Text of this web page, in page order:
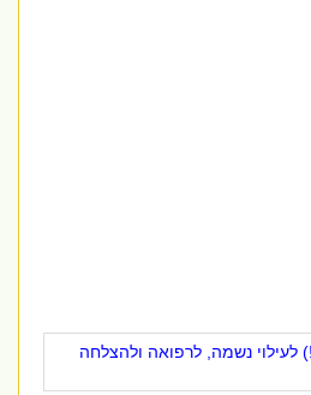
נשמה, לרפואה ולהצלחה